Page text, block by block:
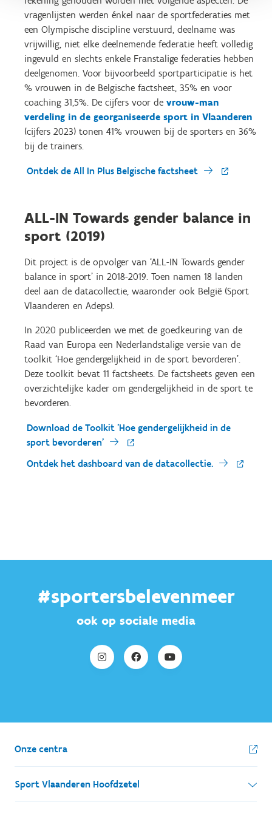
vragenlijsten werden énkel naar de sportfederaties met
een Olympische discipline verstuurd, deelname was
vrijwillig, niet elke deelnemende federatie heeft volledig
ingevuld en slechts enkele Franstalige federaties hebben
deelgenomen. Voor bijvoorbeeld sportparticipatie is het
% vrouwen in de Belgische factsheet, 35% en voor
coaching 31,5%. De cijfers voor de vrouw-man
verdeling in de georganiseerde sport in Vlaanderen
(cijfers 2023) tonen 41% vrouwen bij de sporters en 36%
bij de trainers.
Ontdek de All In Plus Belgische factsheet
ALL-IN Towards gender balance in
sport (2019)
Dit project is de opvolger van ‘ALL-IN Towards gender
balance in sport’ in 2018-2019. Toen namen 18 landen
deel aan de datacollectie, waaronder ook België (Sport
Vlaanderen en Adeps).
In 2020 publiceerden we met de goedkeuring van de
Raad van Europa een Nederlandstalige versie van de
toolkit ‘Hoe gendergelijkheid in de sport bevorderen’.
Deze toolkit bevat 11 factsheets. De factsheets geven een
overzichtelijke kader om gendergelijkheid in de sport te
bevorderen.
Download de Toolkit 'Hoe gendergelijkheid in de
sport bevorderen'
Ontdek het dashboard van de datacollectie.
#sportersbelevenmeer
ook op sociale media
Onze centra
Sport Vlaanderen Hoofdzetel